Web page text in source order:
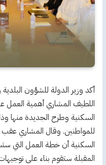
أكد وزير الدولة للشؤون
اللطيف المشاري أهمية العمل
السكنية وطرح الجديدة منها
للمواطنين. وقال المشاري عقب
السكنية أن خطة العمل التي
المقبلة ستقوم بناء على